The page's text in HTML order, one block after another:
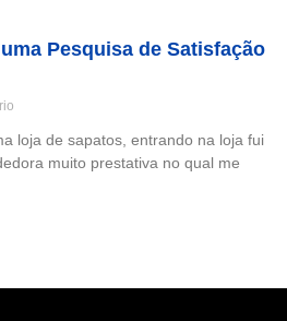
Pesquisa de Satisfação
loja de sapatos, entrando na loja fui
muito prestativa no qual me